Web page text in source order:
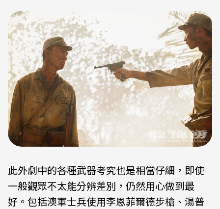
此外劇中的各種武器考究也是相當仔細，即使
一般觀眾不太能分辨差別，仍然用心做到最
好。包括澳軍士兵使用李恩菲爾德步槍、湯普